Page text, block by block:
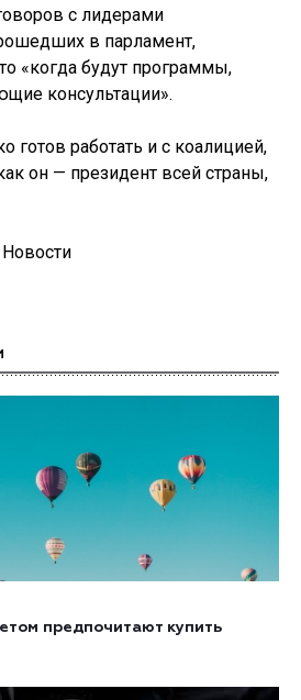
с лидерами
в парламент,
«когда будут программы,
консультации».
готов работать и с коалицией,
он — президент всей страны,
предпочитают купить